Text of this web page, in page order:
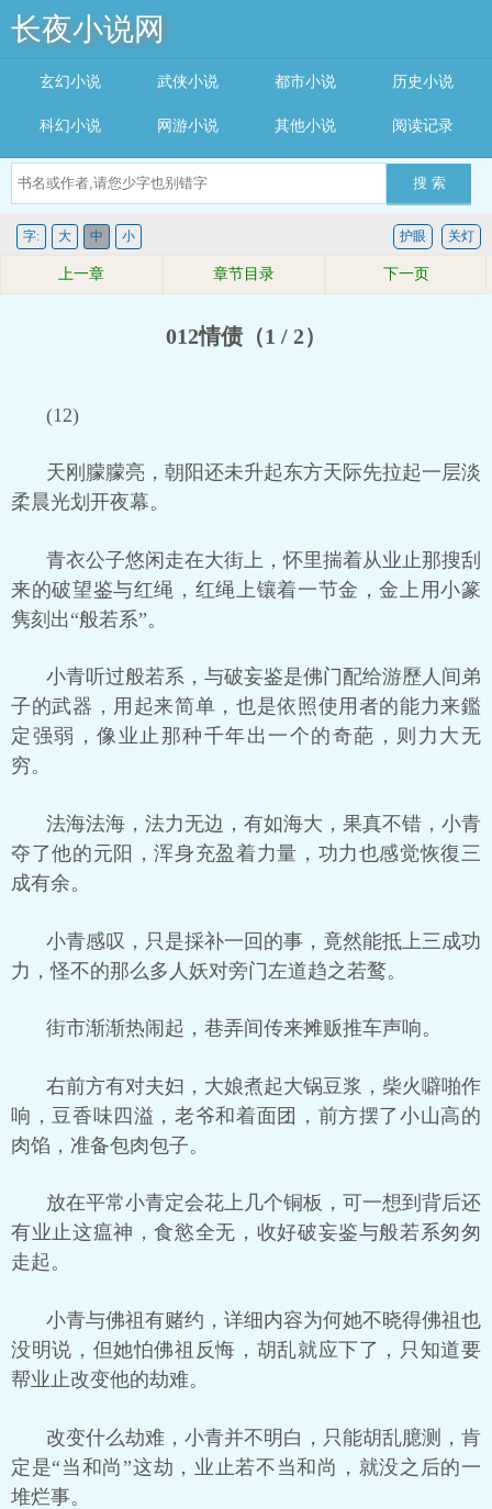
长夜小说网
搜 索
玄幻小说 武侠小说 都市小说 历史小说
科幻小说 网游小说 其他小说 阅读记录
字: 大 中 小 关灯
护眼
012情债（1 / 2）
上一章 章节目录 下一页
(12)
天刚朦朦亮，朝阳还未升起东方天际先拉起一层淡
柔晨光划开夜幕。
青衣公子悠闲走在大街上，怀里揣着从业止那搜刮
来的破望鉴与红绳，红绳上镶着一节金，金上用小篆
隽刻出“般若系”。
小青听过般若系，与破妄鉴是佛门配给游歷人间弟
子的武器，用起来简单，也是依照使用者的能力来鑑
定强弱，像业止那种千年出一个的奇葩，则力大无
穷。
法海法海，法力无边，有如海大，果真不错，小青
夺了他的元阳，浑身充盈着力量，功力也感觉恢復三
成有余。
小青感叹，只是採补一回的事，竟然能抵上三成功
力，怪不的那么多人妖对旁门左道趋之若鹜。
街市渐渐热闹起，巷弄间传来摊贩推车声响。
右前方有对夫妇，大娘煮起大锅豆浆，柴火噼啪作
响，豆香味四溢，老爷和着面团，前方摆了小山高的
肉馅，准备包肉包子。
放在平常小青定会花上几个铜板，可一想到背后还
有业止这瘟神，食慾全无，收好破妄鉴与般若系匆匆
走起。
小青与佛祖有赌约，详细内容为何她不晓得佛祖也
没明说，但她怕佛祖反悔，胡乱就应下了，只知道要
帮业止改变他的劫难。
改变什么劫难，小青并不明白，只能胡乱臆测，肯
定是“当和尚”这劫，业止若不当和尚，就没之后的一
堆烂事。